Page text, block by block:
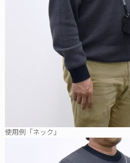
使用例「ネック」